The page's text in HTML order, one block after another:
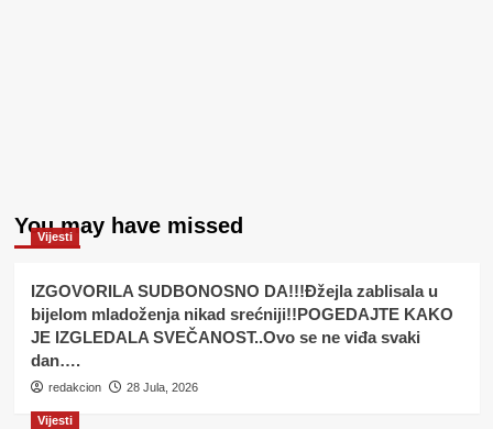
You may have missed
Vijesti
IZGOVORILA SUDBONOSNO DA!!!Đžejla zablisala u
bijelom mladoženja nikad srećniji!!POGEDAJTE KAKO
JE IZGLEDALA SVEČANOST..Ovo se ne viđa svaki
dan….
redakcion 28 Jula, 2026
Vijesti